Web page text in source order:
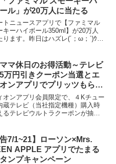
ル」が20万人に当たる
トニュースアプリで【ファミマル
キーハイボール350ml】が20万人
ります。昨日はハズレ(´；ω；`)ｳ
1まで
マ休日のお得活動～テレビ
万円引きクーポン当選とエ
ンアプリでプリッツもらえ
オンアプリ会員限定で、４Kチュー
蔵テレビ（当社指定機種）購入時
るテレビウルトラクーポンが抽選
たら満面の笑みで「おめでとうご
す!!」って言...
告7/1~21】ローソン×Mrs.
APPLE アプリでたまる
ンプキャンペーン